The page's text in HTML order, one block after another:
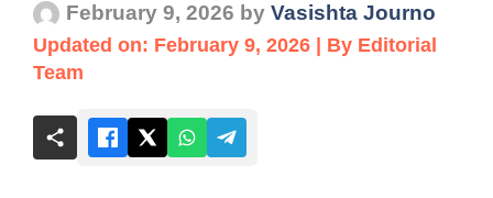
February 9, 2026 by Vasishta Journo
Updated on: February 9, 2026 | By Editorial
Team